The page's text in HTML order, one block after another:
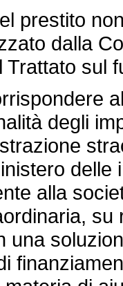
prestito
dalla
Trattato sul
degli
alla
una